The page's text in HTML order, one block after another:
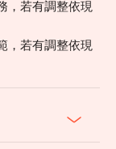
，若有調整依現
，若有調整依現